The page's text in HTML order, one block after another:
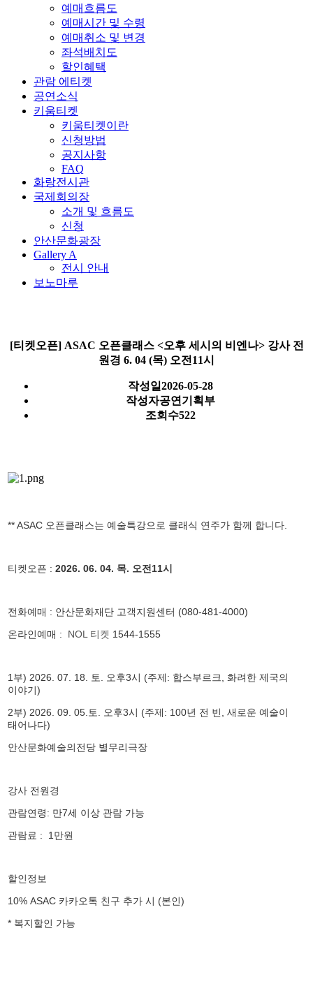
예매흐름도
예매시간 및 수령
예매취소 및 변경
좌석배치도
할인혜택
관람 에티켓
공연소식
키움티켓
키움티켓이란
신청방법
공지사항
FAQ
화랑전시관
국제회의장
소개 및 흐름도
신청
안산문화광장
Gallery A
전시 안내
보노마루
[티켓오픈] ASAC 오픈클래스 <오후 세시의 비엔나> 강사 전
원경 6. 04 (목) 오전11시
작성일2026-05-28
작성자공연기획부
조회수522
** ASAC 오픈클래스는 예술특강으로 클래식 연주가 함께 합니다.
티켓오픈 : 2026. 06. 04. 목. 오전11시
전화예매 : 안산문화재단 고객지원센터 (080-481-4000)
온라인예매 : NOL 티켓 1544-1555
1부) 2026. 07. 18. 토 오후3시 (주제: 합스부르크, 화려한 제국의
이야기)
2부) 2026. 09. 05.토. 오후3시 (주제: 100년 전 빈, 새로운 예술이
태어나다)
안산문화예술의전당 별무리극장
강사 전원경
관람연령: 만7세 이상 관람 가능
관람료 : 1만원
할인정보
10% ASAC 카카오톡 친구 추가 시 (본인)
* 복지할인 가능